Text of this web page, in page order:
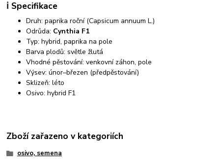
ℹ️ Specifikace
Druh: paprika roční (Capsicum annuum L.)
Odrůda: Cynthia F1
Typ: hybrid, paprika na pole
Barva plodů: světle žlutá
Vhodné pěstování: venkovní záhon, pole
Výsev: únor–březen (předpěstování)
Sklizeň: léto
Osivo: hybrid F1
Zboží zařazeno v kategoriích
osivo, semena